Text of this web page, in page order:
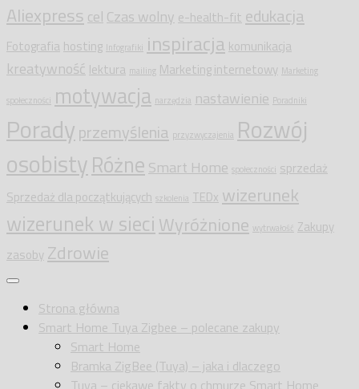
Aliexpress cel Czas wolny e-health-fit edukacja
Fotografia hosting Infografiki inspiracja komunikacja
kreatywność lektura mailing Marketing internetowy Marketing
społeczności motywacja narzędzia nastawienie Poradniki
Poradyprzemyślenia przyzwyczajenia Rozwój
osobistyRóżne Smart Home społeczności sprzedaż
Sprzedaż dla początkujących szkolenia TEDx wizerunek
wizerunek w sieci Wyróżnione wytrwałość Zakupy
zasoby Zdrowie
Strona główna
Smart Home Tuya Zigbee – polecane zakupy
Smart Home
Bramka ZigBee (Tuya) – jaka i dlaczego
Tuya – ciekawe fakty o chmurze Smart Home